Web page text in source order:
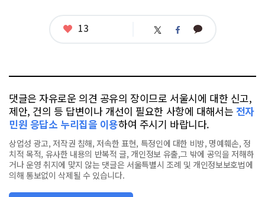
좋
13 트 페 카
댓글은 자유로운 의견 공유의 장이므로 서울시에 대한 신고,
제안, 건의 등 답변이나 개선이 필요한 사항에 대해서는 전자
민원 응답소 누리집을 이용하여 주시기 바랍니다.
상업성 광고, 저작권 침해, 저속한 표현, 특정인에 대한 비방, 명예훼손, 정
치적 목적, 유사한 내용의 반복적 글, 개인정보 유출,그 밖에 공익을 저해하
거나 운영 취지에 맞지 않는 댓글은 서울특별시 조례 및 개인정보보호법에
의해 통보없이 삭제될 수 있습니다.